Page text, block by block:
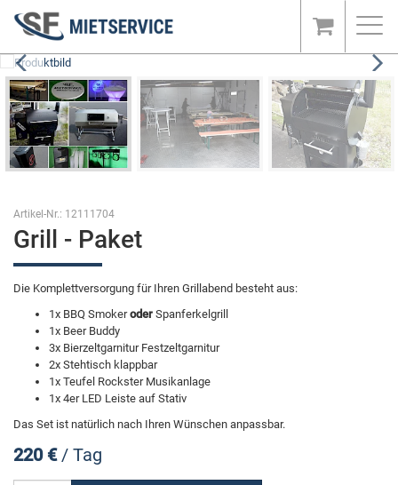
Artikel-Nr.: 12111704
Grill - Paket
Die Komplettversorgung für Ihren Grillabend besteht aus:
1x BBQ Smokeroder Spanferkelgrill
1x Beer Buddy
3x Bierzeltgarnitur Festzeltgarnitur
2x Stehtisch klappbar
1x Teufel Rockster Musikanlage
1x 4er LED Leiste auf Stativ
Das Set ist natürlich nach Ihren Wünschen anpassbar.
220 €/ Tag